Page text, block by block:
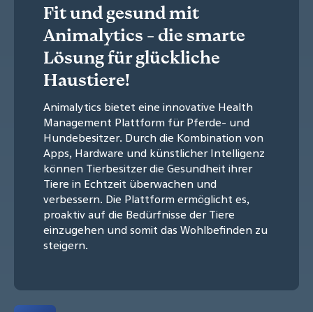
Fit und gesund mit
Animalytics - die smarte
Lösung für glückliche
Haustiere!
Animalytics bietet eine innovative Health
Management Plattform für Pferde- und
Hundebesitzer. Durch die Kombination von
Apps, Hardware und künstlicher Intelligenz
können Tierbesitzer die Gesundheit ihrer
Tiere in Echtzeit überwachen und
verbessern. Die Plattform ermöglicht es,
proaktiv auf die Bedürfnisse der Tiere
einzugehen und somit das Wohlbefinden zu
steigern.